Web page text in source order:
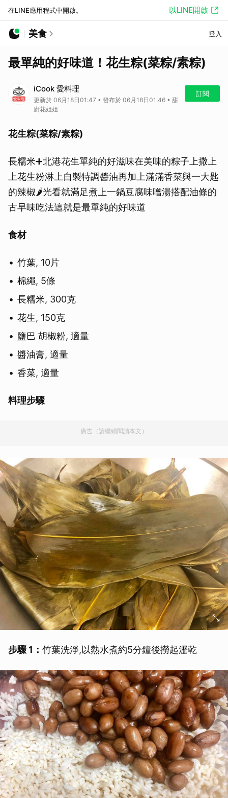
在LINE應用程式中開啟。 以LINE開啟
美食 登入
最單純的好味道！花生粽(菜粽/素粽)
iCook 愛料理
更新於 06月18日01:47 • 發布於 06月18日01:46 • 甜
廚花姐姐
訂閱
花生粽(菜粽/素粽)
長糯米➕北港花生單純的好滋味在美味的粽子上撒上
上花生粉淋上自製特調醬油再加上滿滿香菜與一大匙
的辣椒🌶️光看就滿足煮上一鍋豆腐味噌湯搭配油條的
古早味吃法這就是最單純的好味道
食材
竹葉, 10片
棉繩, 5條
長糯米, 300克
花生, 150克
鹽巴 胡椒粉, 適量
醬油膏, 適量
香菜, 適量
料理步驟
廣告（請繼續閱讀本文）
步驟 1： 竹葉洗淨,以熱水煮約5分鐘後撈起瀝乾